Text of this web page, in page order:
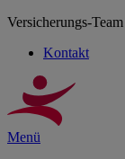
Versicherungs-
Kontakt
Menü